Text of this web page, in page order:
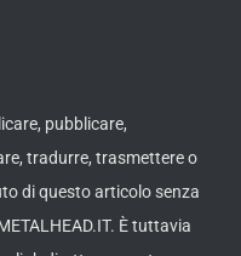
pubblicare,
tradurre, trasmettere o
di questo articolo senza
È tuttavia